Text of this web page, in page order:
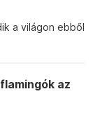
a világon ebből
az